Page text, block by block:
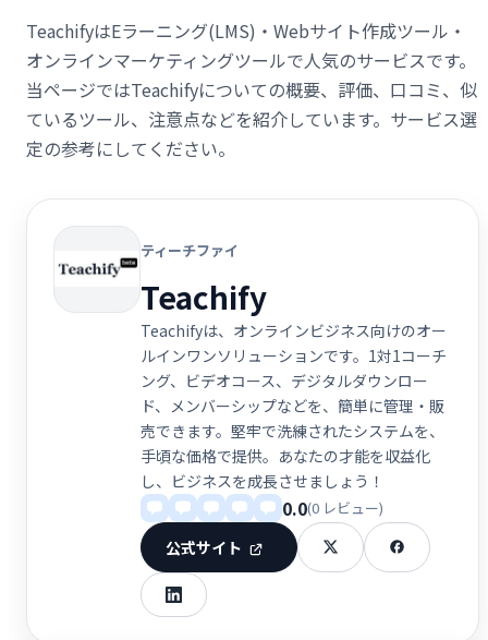
TeachifyはEラーニング(LMS)・Webサイト作成ツール・
オンラインマーケティングツールで人気のサービスです。
当ページではTeachifyについての概要、評価、口コミ、似
ているツール、注意点などを紹介しています。サービス選
定の参考にしてください。
ティーチファイ
Teachify
Teachifyは、オンラインビジネス向けのオー
ルインワンソリューションです。1対1コーチ
ング、ビデオコース、デジタルダウンロー
ド、メンバーシップなどを、簡単に管理・販
売できます。堅牢で洗練されたシステムを、
手頃な価格で提供。あなたの才能を収益化
し、ビジネスを成長させましょう！
0.0(0 レビュー)
公式サイト